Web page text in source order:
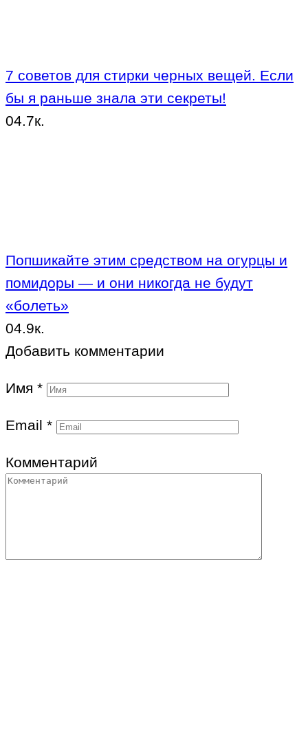
7 советов для стирки черных вещей. Если
бы я раньше знала эти секреты!
04.7к.
Попшикайте этим средством на огурцы и
помидоры — и они никогда не будут
«болеть»
04.9к.
Добавить комментарии
Имя *
Email *
Комментарий